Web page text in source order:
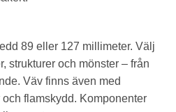
89 eller 127 millimeter. Välj
strukturer och mönster – från
Väv finns även med
flamskydd. Komponenter